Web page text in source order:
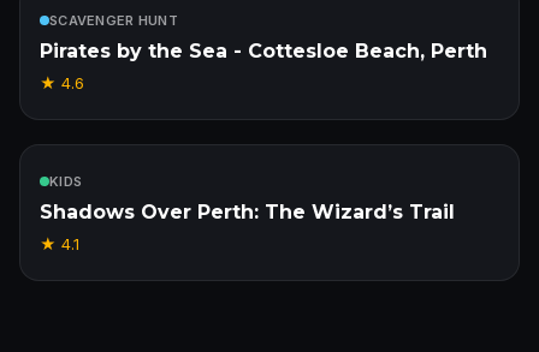
SCAVENGER HUNT
Pirates by the Sea - Cottesloe Beach, Perth
★ 4.6
KIDS
Shadows Over Perth: The Wizard’s Trail
★ 4.1